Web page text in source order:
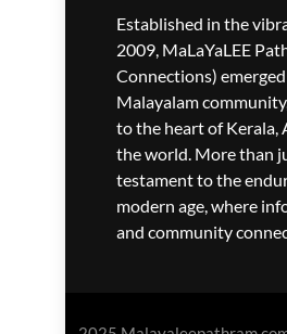
Established in the
2009, MaLaYaLEE
Connections)
Malayalam
to the heart of Kerala,
the world. More than
testament to the
modern age, where
and community